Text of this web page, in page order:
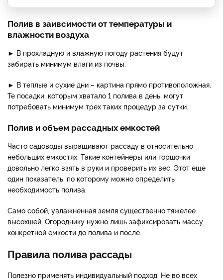
Полив в заивсимости от температуры и
влажности воздуха
► В прохладную и влажную погоду растения будут
забирать минимум влаги из почвы.
► В теплые и сухие дни – картина прямо противоположная.
Те посадки, которым хватало 1 полива в день, могут
потребовать минимум трех таких процедур за сутки.
Полив и объем рассадных емкостей
Часто садоводы выращивают рассаду в относительно
небольших емкостях. Такие контейнеры или горшочки
довольно легко взять в руки и проверить их вес. Этот еще
один показатель, по которому можно определить
необходимость полива.
Само собой, увлажненная земля существенно тяжелее
высохшей. Огороднику нужно лишь зафиксировать массу
конкретной емкости до полива и после.
Правила полива рассады
Полезно применять индивидуальный подход. Не во всех